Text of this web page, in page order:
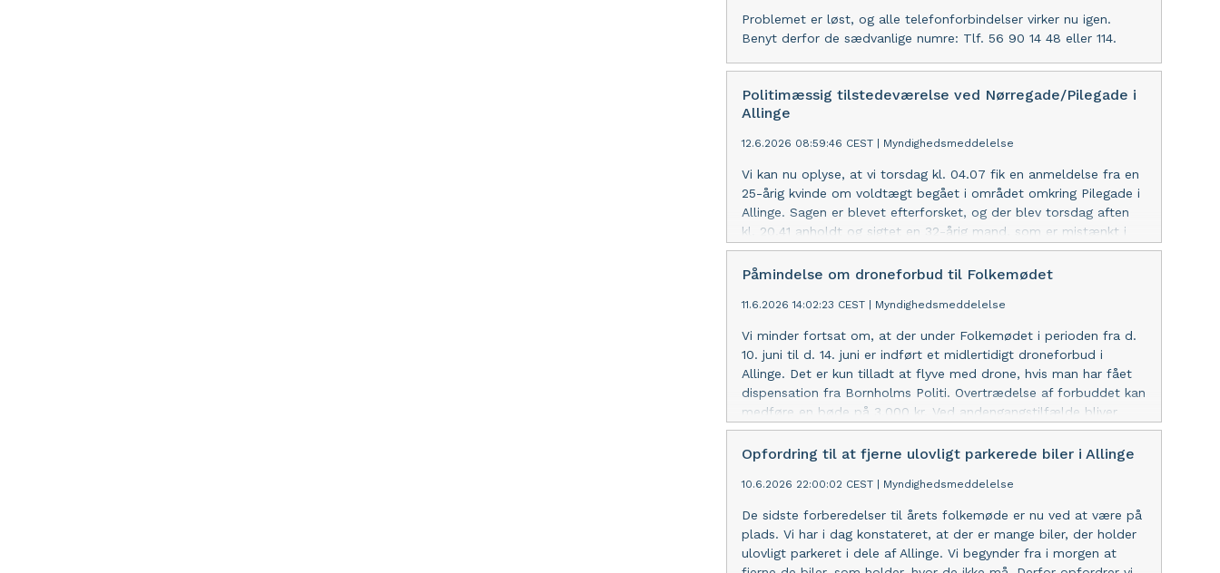
Problemet er løst, og alle telefonforbindelser virker nu igen.
Benyt derfor de sædvanlige numre: Tlf. 56 90 14 48 eller 114.
Politimæssig tilstedeværelse ved Nørregade/Pilegade i
Allinge
12.6.2026 08:59:46 CEST Myndighedsmeddelelse
Vi kan nu oplyse, at vi torsdag kl. 04.07 fik en anmeldelse fra en
25-årig kvinde om voldtægt begået i området omkring Pilegade i
Allinge. Sagen er blevet efterforsket, og der blev torsdag aften
kl. 20.41 anholdt og sigtet en 32-årig mand, som er mistænkt i
sagen. Den pågældende mand er blevet afhørt og løsladt igen.
Han er fortsat sigtet i sagen. Den anholdte og den forurettede er
Påmindelse om droneforbud til Folkemødet
11.6.2026 14:02:23 CEST Myndighedsmeddelelse
Vi minder fortsat om, at der under Folkemødet i perioden fra d.
10. juni til d. 14. juni er indført et midlertidigt droneforbud i
Allinge. Det er kun tilladt at flyve med drone, hvis man har fået
dispensation fra Bornholms Politi. Overtrædelse af forbuddet kan
medføre en bøde på 3.000 kr. Ved andengangstilfælde bliver
dronen beslaglagt. Læs mere på www.droneregler.dk.
Opfordring til at fjerne ulovligt parkerede biler i Allinge
10.6.2026 22:00:02 CEST Myndighedsmeddelelse
De sidste forberedelser til årets folkemøde er nu ved at være på
plads. Vi har i dag konstateret, at der er mange biler, der holder
ulovligt parkeret i dele af Allinge. Vi begynder fra i morgen at